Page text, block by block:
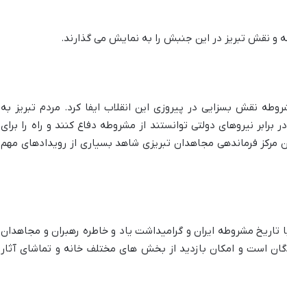
و نقش تبریز در این جنبش را به نمایش می گذارند.
نقش بسزایی در پیروزی این انقلاب ایفا کرد. مردم تبریز به
نیروهای دولتی توانستند از مشروطه دفاع کنند و راه را برای
مرکز فرماندهی مجاهدان تبریزی شاهد بسیاری از رویدادهای مهم
تاریخ مشروطه ایران و گرامیداشت یاد و خاطره رهبران و مجاهدان
است و امکان بازدید از بخش های مختلف خانه و تماشای آثار